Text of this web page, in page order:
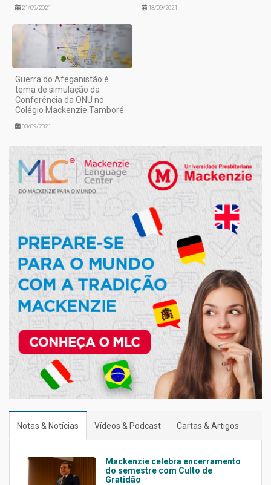
21/09/2021 13/09/2021
Guerra do Afeganistão é
tema de simulação da
Conferência da ONU no
Colégio Mackenzie Tamboré
03/09/2021
Notas & Notícias Vídeos & Podcast Cartas & Artigos
Mackenzie celebra encerramento
do semestre com Culto de
Gratidão